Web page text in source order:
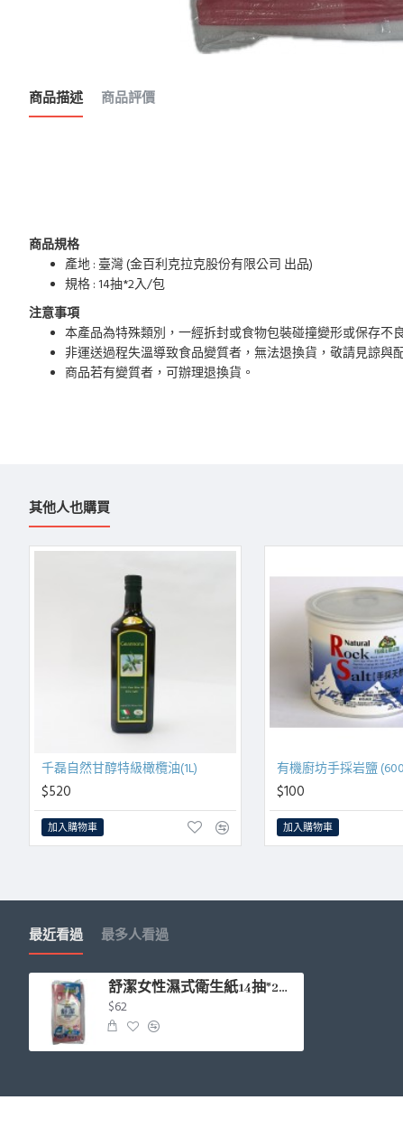
商品描述 商品評價
商品規格
產地 : 臺灣 (金百利克拉克股份有限公司 出品)
規格 : 14抽*2入/包
注意事項
本產品為特殊類別，一經拆封或食物包裝碰撞變形或保存不
非運送過程失溫導致食品變質者，無法退換貨，敬請見諒與
商品若有變質者，可辦理退換貨。
其他人也購買
千磊自然甘醇特級橄欖油(1L)
$520
加入購物車
有機廚坊手採岩鹽
$100
加入購物車
最近看過 最多人看過
舒潔女性濕式衛生紙14抽*2入/包
$62